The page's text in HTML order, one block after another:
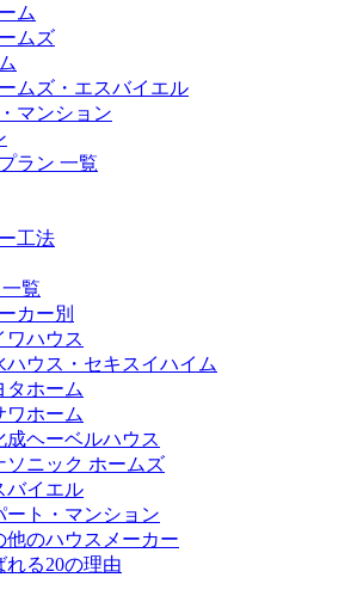
ム
ムズ
ムズ・エスバイエル
マンション
ラン 一覧
工法
覧
カー別
ワハウス
ハウス・セキスイハイム
タホーム
ワホーム
成ヘーベルハウス
ソニック ホームズ
バイエル
ート・マンション
他のハウスメーカー
れる20の理由